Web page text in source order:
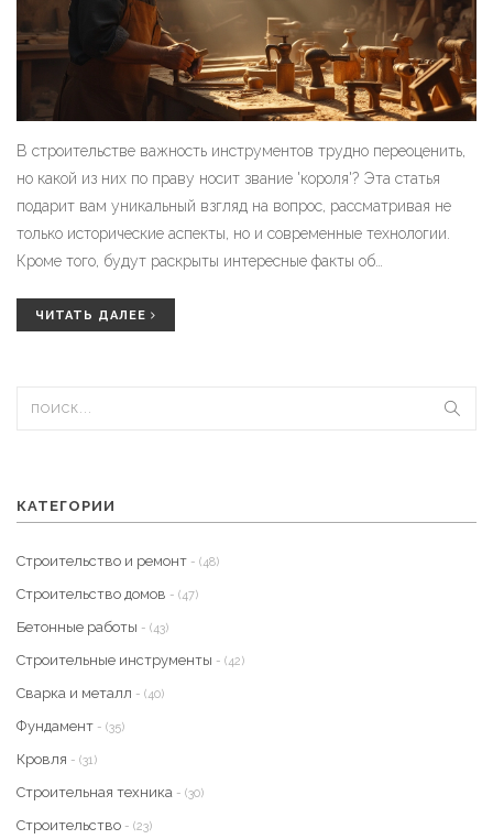
В строительстве важность инструментов трудно переоценить,
но какой из них по праву носит звание 'короля'? Эта статья
подарит вам уникальный взгляд на вопрос, рассматривая не
только исторические аспекты, но и современные технологии.
Кроме того, будут раскрыты интересные факты об
особенности делают конкретные инструменты незаменимыми
ЧИТАТЬ ДАЛЕЕ
КАТЕГОРИИ
Строительство и ремонт - (48)
Строительство домов - (47)
Бетонные работы - (43)
Строительные инструменты - (42)
Сварка и металл - (40)
Фундамент - (35)
Кровля - (31)
Строительная техника - (30)
Строительство - (23)